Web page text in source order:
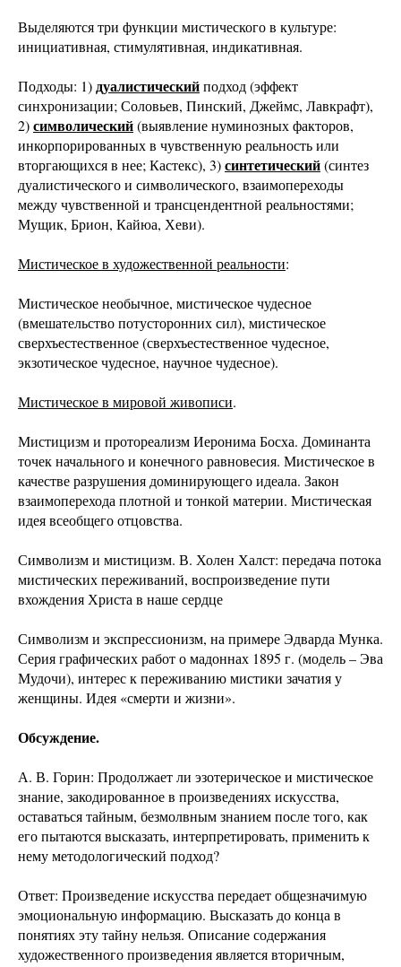
Выделяются три функции мистического в культуре:
инициативная, стимулятивная, индикативная.
Подходы: 1)дуалистическийподход (эффект
синхронизации; Соловьев, Пинский, Джеймс, Лавкрафт),
2)символический(выявление нуминозных факторов,
инкорпорированных в чувственную реальность или
вторгающихся в нее; Кастекс), 3)синтетический(синтез
дуалистического и символического, взаимопереходы
между чувственной и трансцендентной реальностями;
Мущик, Брион, Кайюа, Хеви).
Мистическое в художественной реальности:
Мистическое необычное, мистическое чудесное
(вмешательство потусторонних сил), мистическое
сверхъестественное (сверхъестественное чудесное,
экзотическое чудесное, научное чудесное).
Мистическое в мировой живописи.
Мистицизм и протореализм Иеронима Босха. Доминанта
точек начального и конечного равновесия. Мистическое в
качестве разрушения доминирующего идеала. Закон
взаимоперехода плотной и тонкой материи. Мистическая
идея всеобщего отцовства.
Символизм и мистицизм. В. Холен Халст: передача потока
мистических переживаний, воспроизведение пути
вхождения Христа в наше сердце
Символизм и экспрессионизм, на примере Эдварда Мунка.
Серия графических работ о мадоннах 1895 г. (модель – Эва
Мудочи), интерес к переживанию мистики зачатия у
женщины. Идея «смерти и жизни».
Обсуждение.
А. В. Горин: Продолжает ли эзотерическое и мистическое
знание, закодированное в произведениях искусства,
оставаться тайным, безмолвным знанием после того, как
его пытаются высказать, интерпретировать, применить к
нему методологический подход?
Ответ: Произведение искусства передает общезначимую
эмоциональную информацию. Высказать до конца в
понятиях эту тайну нельзя. Описание содержания
художественного произведения является вторичным,